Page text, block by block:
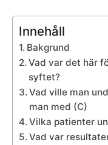
Innehåll
Bakgrund
Vad var det här
syftet?
Vad ville man
man med (C)
Vilka patienter
Vad var